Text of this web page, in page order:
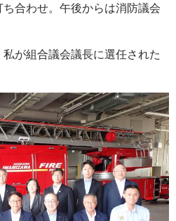
合わせ。午後からは消防議会
が組合議会議長に選任された